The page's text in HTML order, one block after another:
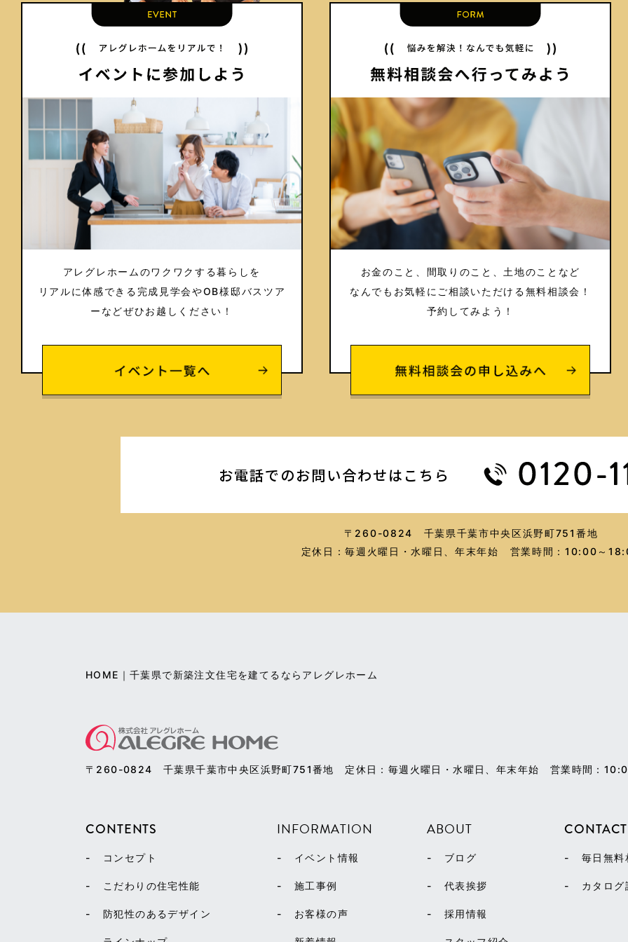
アレグレホームのワクワクする暮らしを
リアルに体感できる完成見学会やOB様邸バスツア
ーなどぜひお越しください！
お金のこと、間取りのこと、土地のことなど
なんでもお気軽にご相談いただける無料相談会！
予約してみよう！
お電話でのお問い合わせはこちら
〒260-0824 千葉県千葉市中央区浜野町751番地
定休日：毎週火曜日・水曜日、年末年始 営業時間：10:00～
HOME｜千葉県で新築注文住宅を建てるならアレグレホーム
〒260-0824千葉県千葉市中央区浜野町751番地 定休日：毎週火曜日・水曜日、年末年始 営業時間：
CONTENTS
コンセプト
こだわりの住宅性能
防犯性のあるデザイン
INFORMATION
イベント情報
施工事例
お客様の声
ABOUT
ブログ
代表挨拶
採用情報
CONTACT
毎日無料
カタロ